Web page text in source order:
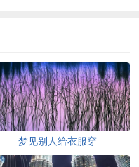
梦见别人给衣服穿